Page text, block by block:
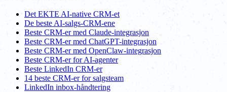
Det EKTE AI-native CRM-et
De beste AI-salgs-CRM-ene
Beste CRM-er med Claude-integrasjon
Beste CRM-er med ChatGPT-integrasjon
Beste CRM-er med OpenClaw-integrasjon
Beste CRM-er for AI-agenter
Beste LinkedIn CRM-er
14 beste CRM-er for salgsteam
LinkedIn inbox-håndtering